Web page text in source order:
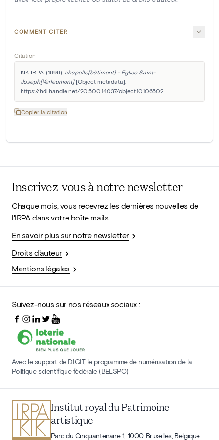
COMMENT CITER
Citation
KIK-IRPA. (1999). chapelle[bâtiment] - Eglise Saint-
Joseph[Verleumont] [Object metadata].
https://hdl.handle.net/20.500.14037/object.10106502
Copier la citation
Inscrivez-vous à notre newsletter
Chaque mois, vous recevrez les dernières nouvelles de
l'IRPA dans votre boîte mails.
En savoir plus sur notre newsletter
Droits d'auteur
Mentions légales
Suivez-nous sur nos réseaux sociaux :
Avec le support de DIGIT, le programme de numérisation de la
Politique scientifique fédérale (BELSPO)
Institut royal du Patrimoine
artistique
Parc du Cinquantenaire 1, 1000 Bruxelles, Belgique